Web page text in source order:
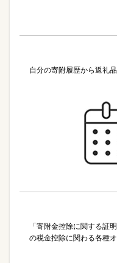
自分の寄附履歴から返礼
「寄附金控除に関する証
の税金控除に関わる各種